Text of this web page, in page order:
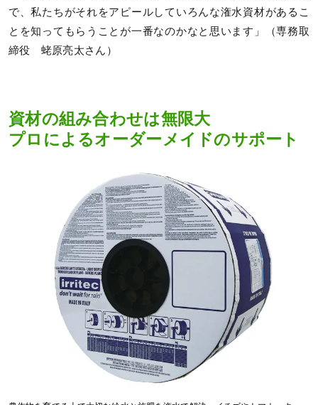
で、私たちがそれをアピールしていろんな潅水資材があるこ
とを知ってもらうことが一番なのかなと思います」（専務取
締役 蛯原亮太さん）
資材の組み合わせは無限大
プロによるオーダーメイドのサポート